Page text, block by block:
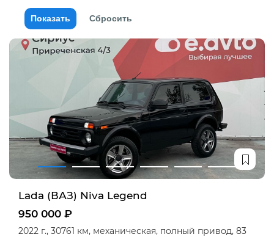
Lada (ВАЗ) Niva Legend
950 000 ₽
2022 г., 30761 км, механическая, полный привод, 83